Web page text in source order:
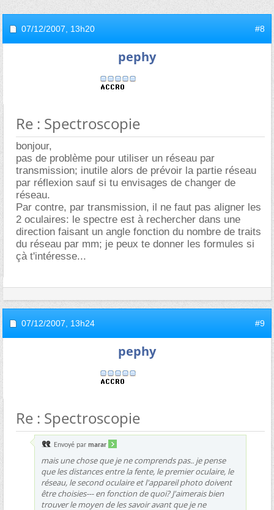
07/12/2007, 13h20 #8
pephy
Re : Spectroscopie
bonjour,
pas de problème pour utiliser un réseau par
transmission; inutile alors de prévoir la partie réseau
par réflexion sauf si tu envisages de changer de
réseau.
Par contre, par transmission, il ne faut pas aligner les
2 oculaires: le spectre est à rechercher dans une
direction faisant un angle fonction du nombre de traits
du réseau par mm; je peux te donner les formules si
çà t'intéresse...
07/12/2007, 13h24 #9
pephy
Re : Spectroscopie
Envoyé par marar
mais une chose que je ne comprends pas.. je pense
que les distances entre la fente, le premier oculaire, le
réseau, le second oculaire et l'appareil photo doivent
être choisies--- en fonction de quoi? J'aimerais bien
trouver le moyen de les savoir avant que je ne